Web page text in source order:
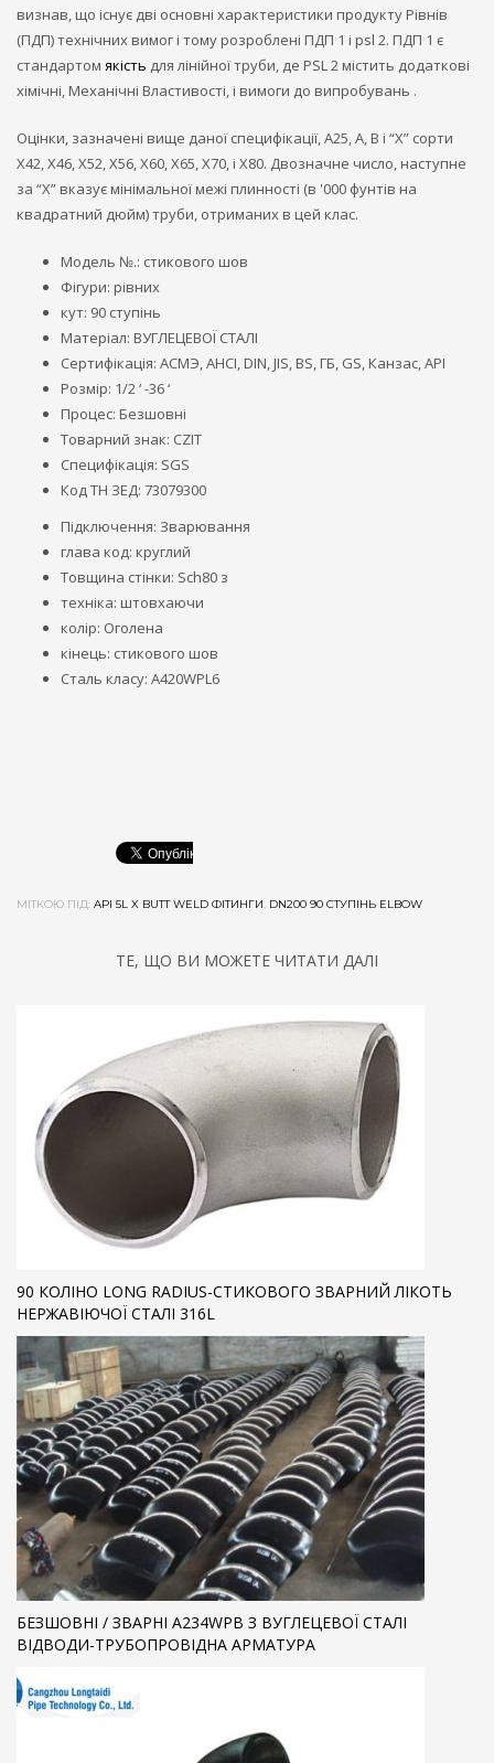
визнав, що існує дві основні характеристики продукту Рівнів
(ПДП) технічних вимог і тому розроблені ПДП 1 і psl 2. ПДП 1 є
стандартом якість для лінійної труби, де PSL 2 містить додаткові
хімічні, Механічні Властивості, і вимоги до випробувань .
Оцінки, зазначені вище даної специфікації, A25, A, B і “X” сорти
X42, Х46, X52, X56, X60, X65, X70, і X80. Двозначне число, наступне
за “X” вказує мінімальної межі плинності (в '000 фунтів на
квадратний дюйм) труби, отриманих в цей клас.
Модель №.: стикового шов
Фігури: рівних
кут: 90 ступінь
Матеріал: ВУГЛЕЦЕВОЇ СТАЛІ
Сертифікація: АСМЭ, АНСІ, DIN, JIS, BS, ГБ, GS, Канзас, API
Розмір: 1/2 ‘ -36 ‘
Процес: Безшовні
Товарний знак: CZIT
Специфікація: SGS
Код ТН ЗЕД: 73079300
Підключення: Зварювання
глава код: круглий
Товщина стінки: Sch80 з
техніка: штовхаючи
колір: Оголена
кінець: стикового шов
Сталь класу: A420WPL6
МІТКОЮ ПІД: API 5L X BUTT WELD ФІТИНГИ, DN200 90 СТУПІНЬ ELBOW
ТЕ, ЩО ВИ МОЖЕТЕ ЧИТАТИ ДАЛІ
90 КОЛІНО LONG RADIUS-СТИКОВОГО ЗВАРНИЙ ЛІКОТЬ
НЕРЖАВІЮЧОЇ СТАЛІ 316L
БЕЗШОВНІ / ЗВАРНІ A234WPB З ВУГЛЕЦЕВОЇ СТАЛІ
ВІДВОДИ-ТРУБОПРОВІДНА АРМАТУРА